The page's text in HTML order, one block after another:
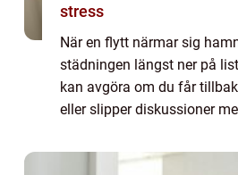
stress
När en flytt närmar sig
städningen längst ner på
kan avgöra om du får
eller slipper diskussioner
veckostädning varje vrå ska